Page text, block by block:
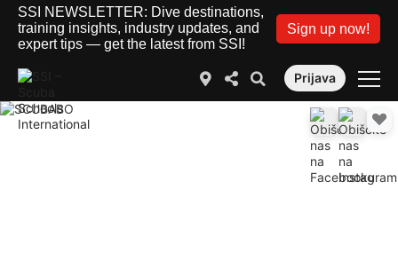
SSI NEWSLETTER: Dive destinations,
training insights, industry updates, and
expert tips — get the latest from SSI!
Sign up now!
Prijava